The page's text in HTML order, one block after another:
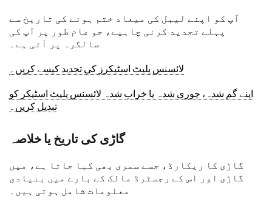
آپ کو اپنے لیبل کی میعاد ختم ہونے کی تاریخ سے
پہلے تجدید کرنی چاہیے، جو عام طور پر آپ کی
سالگرہ پر آتی ہے۔
لائسنس پلیٹ اسٹیکرز کی تجدید کیسے کریں۔
اپنے گم شدہ، چوری شدہ یا خراب شدہ لائسنس پلیٹ اسٹیکر کو
تبدیل کریں۔
گاڑی کی تاریخ یا خلاصہ
گاڑی کا ریکارڈ، جسے سمری بھی کہا جاتا ہے، میں
گاڑی اور اس کے رجسٹرڈ مالک کے بارے میں بنیادی
معلومات شامل ہوتی ہیں۔